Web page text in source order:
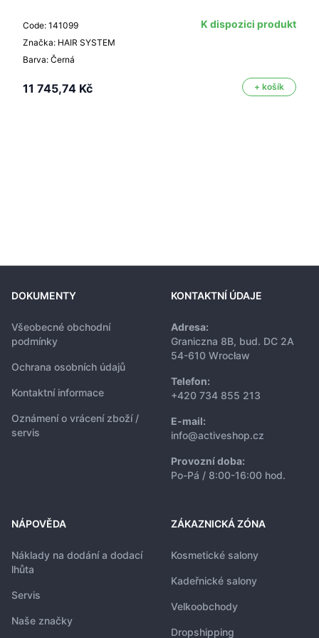
Code: 141099
Značka: HAIR SYSTEM
Barva: Černá
K dispozici produkt
11 745,74 Kč + košík
DOKUMENTY
Všeobecné obchodní
podmínky
Ochrana osobních údajů
Kontaktní informace
Oznámení o vrácení zboží /
servis
KONTAKTNÍ ÚDAJE
Adresa:
Graniczna 8B, bud. DC 2A
54-610 Wrocław
Telefon:
+420 734 855 213
E-mail:
info@activeshop.cz
Provozní doba:
Po-Pá / 8:00-16:00 hod.
NÁPOVĚDA
Náklady na dodání a dodací
lhůta
Servis
Naše značky
ZÁKAZNICKÁ ZÓNA
Kosmetické salony
Kadeřnické salony
Velkoobchody
Dropshipping